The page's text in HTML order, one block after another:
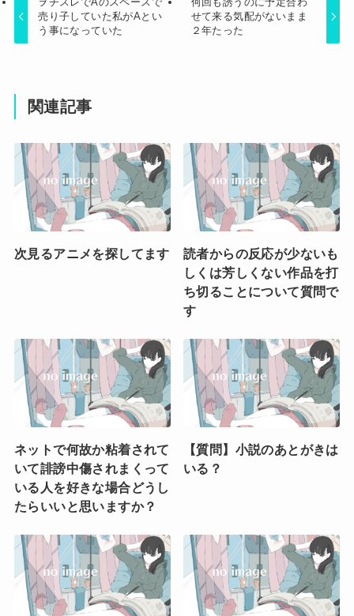
売り子していた私がAとい
う事になっていた
せて来る気配がないまま
２年たった
関連記事
次見るアニメを探してます
読者からの反応が少ないも
しくは芳しくない作品を打
ち切ることについて質問で
す
ネットで何故か粘着されて
いて誹謗中傷されまくって
いる人を好きな場合どうし
たらいいと思いますか？
【質問】小説のあとがきは
いる？